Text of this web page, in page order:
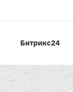
Битрикс24